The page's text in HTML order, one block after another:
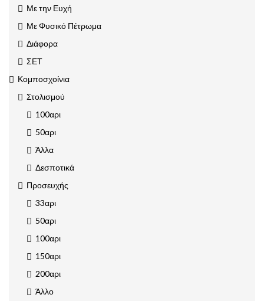
Με την Ευχή
Με Φυσικό Πέτρωμα
Διάφορα
ΣΕΤ
Κομποσχοίνια
Στολισμού
100αρι
50αρι
Άλλα
Δεσποτικά
Προσευχής
33αρι
50αρι
100αρι
150αρι
200αρι
Άλλο